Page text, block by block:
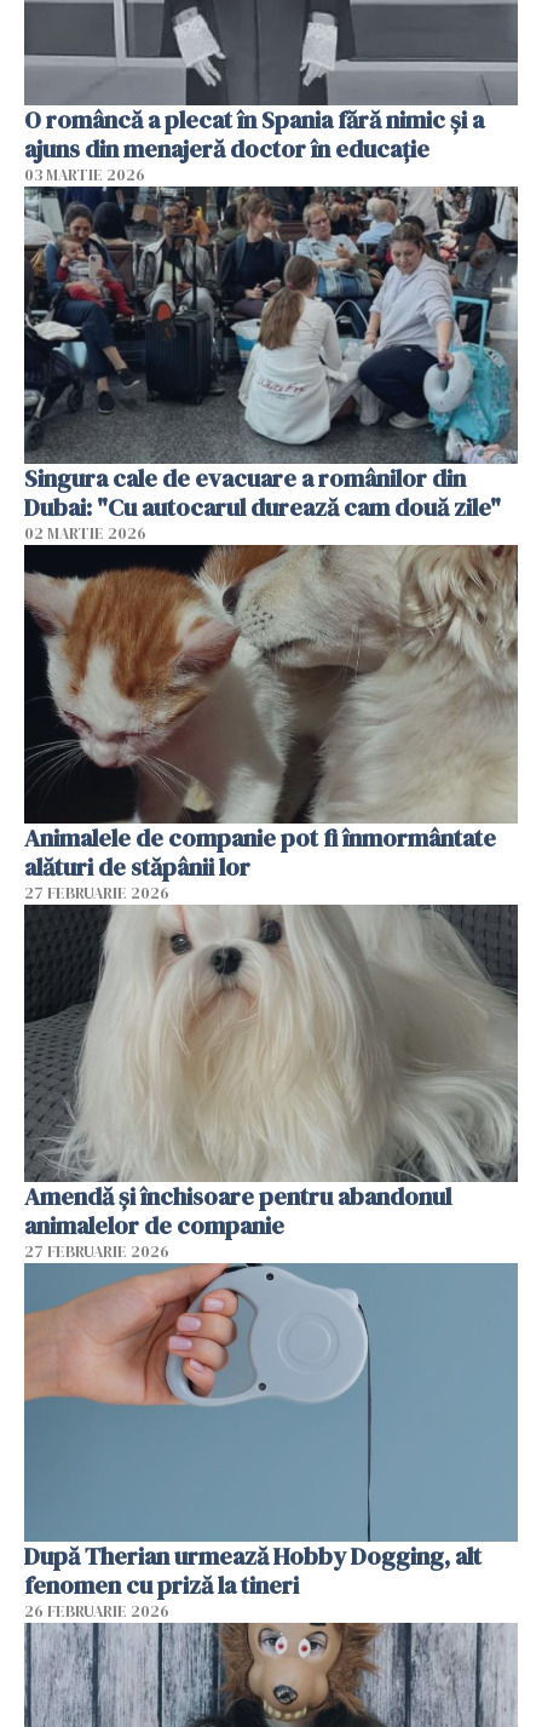
O româncă a plecat în Spania fără nimic și a
ajuns din menajeră doctor în educație
03 MARTIE 2026
Singura cale de evacuare a românilor din
Dubai: "Cu autocarul durează cam două zile"
02 MARTIE 2026
Animalele de companie pot fi înmormântate
alături de stăpânii lor
27 FEBRUARIE 2026
Amendă și închisoare pentru abandonul
animalelor de companie
27 FEBRUARIE 2026
După Therian urmează Hobby Dogging, alt
fenomen cu priză la tineri
26 FEBRUARIE 2026